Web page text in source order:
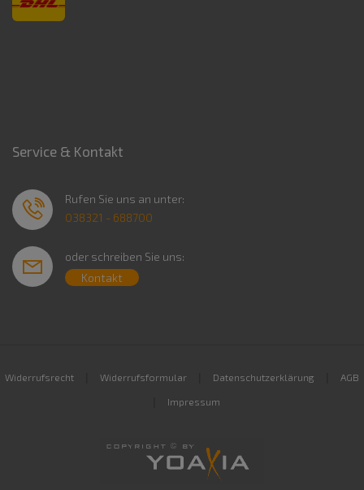
Service & Kontakt
Rufen Sie uns an unter:
038321 - 688700
oder schreiben Sie uns:
Kontakt
Widerrufsrecht Widerrufsformular Datenschutzerklärung AGB
Impressum